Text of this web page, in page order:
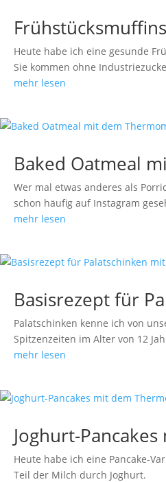
Heute habe ich eine gesunde
Sie kommen ohne
mehr lesen
Baked Oatmeal
Wer mal etwas anderes als
schon häufig auf Instagram
mehr lesen
Basisrezept für
Palatschinken kenne ich von
Spitzenzeiten im Alter von 12
mehr lesen
Joghurt-
Heute habe ich eine Pancake-
Teil der Milch durch Joghurt.